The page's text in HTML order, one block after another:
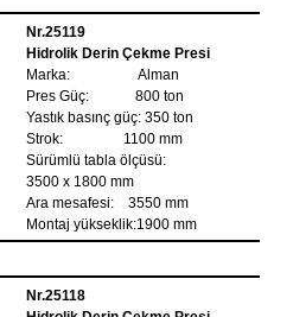
Nr.25119
Hidrolik Derin Çekme Presi
Marka: Alman
Pres Güç: 800 ton
Yastık basınç güç: 350 ton
Strok: 1100 mm
Sürümlü tabla ölçüsü:
3500 x 1800 mm
Ara mesafesi: 3550 mm
Montaj yükseklik:1900 mm
Nr.25118